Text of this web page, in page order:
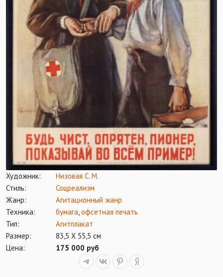
Художник:
Низовая С. М.
Стиль:
Соцреализм
Жанр:
Агитационный жанр
Техника:
бумага,офсетная печать
Тип:
Агитплакат
Размер:
83,5 Х 55,5 см
Цена:
175 000 руб